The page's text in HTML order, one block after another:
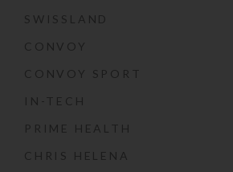
SWISSLAND
CONVOY
CONVOY SPORT
IN-TECH
PRIME HEALTH
CHRIS HELENA